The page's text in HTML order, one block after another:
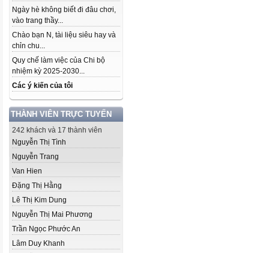
Ngày hè không biết đi đâu chơi,
vào trang thầy...
Chào bạn N, tài liệu siêu hay và
chỉn chu...
Quy chế làm việc của Chi bộ
nhiệm kỳ 2025-2030...
Các ý kiến của tôi
THÀNH VIÊN TRỰC TUYẾN
242 khách và 17 thành viên
Nguyễn Thị Tình
Nguyễn Trang
Van Hien
Đặng Thị Hằng
Lê Thị Kim Dung
Nguyễn Thị Mai Phương
Trần Ngọc Phước An
Lâm Duy Khanh